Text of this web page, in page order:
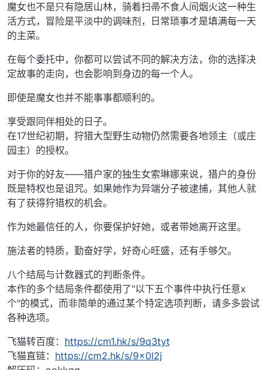
魔女也不是只有隐居山林，骑着扫帚不食人间烟火这一种生
活方式，冒险是平淡中的调味剂，日常琐事才是填满每一天
的主菜。
在每个委托中，你都可以尝试不同的解决方法，你的选择决
定故事的走向，也会影响到身边的每一个人。
即使是魔女也并不能事事都顺利的。
享受跟同伴相处的日子。
在17世纪初期，狩猎大型野生动物仍然需要各地领主（或庄
园主）的授权。
对于你的好友——猎户家的独生女索琳娜来说，猎户的身份
既是特权也是诅咒。如果她作为异端分子被逮捕，其他人就
有了获得狩猎权的机会。
作为她最信任的人，你要保护好她，或者带她离开这里。
施法者的特质，勤奋好学，好奇心旺盛，还有手够欠。
八个结局与计数器式的判断条件。
本作的多个结局条件都使用了"以下五个事件中执行任意x
个"的模式，而非简单的通过某个特定选项判断，请多多尝试
各种选项。
飞猫转百度： https://cm1.hk/s/9q3tyt
飞猫直链： https://cm2.hk/s/9x0l2j